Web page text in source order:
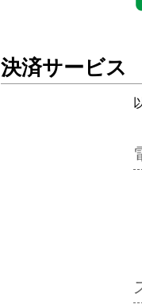
決済サービス